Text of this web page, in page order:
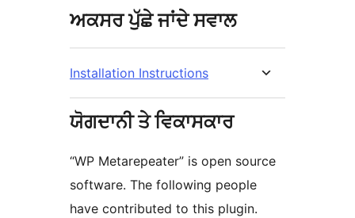
ਅਕਸਰ ਪੁੱਛੇ ਜਾਂਦੇ ਸਵਾਲ
Installation Instructions
ਯੋਗਦਾਨੀ ਤੇ ਵਿਕਾਸਕਾਰ
“WP Metarepeater” is open source
software. The following people
have contributed to this plugin.